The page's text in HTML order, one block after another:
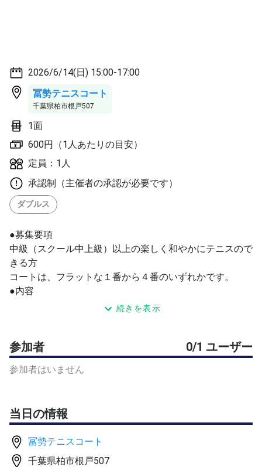
2026/6/14(日) 15:00-17:00
冨勢テニスコート
千葉県柏市根戸507
1面
600円（1人あたりの目安）
定員：1人
承認制（主催者の承認が必要です）
ダブルス
●募集要項
中級（スクール中上級）以上の楽しく和やかにテニスので
きる方
コートは、フラットな１番から４番のいずれかです。
●内容
10分程度、アップをします。
●参加費
ボール、コート代を含めて、600円です。
ゲーム用のボールはダンロップFORTを使用します。
●施設詳細
●お願い
最少人数での開催です。ダブルスができなくなりますの
続きを表示
参加者 0/1 ユーザー
参加者はいません
当日の情報
冨勢テニスコート
千葉県柏市根戸507